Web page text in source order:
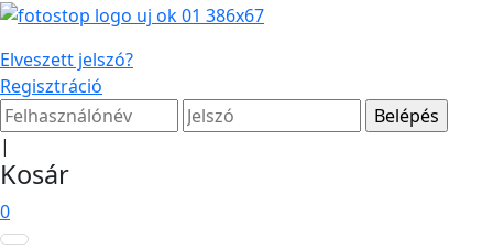
Elveszett jelszó?
Regisztráció
|
Kosár
0